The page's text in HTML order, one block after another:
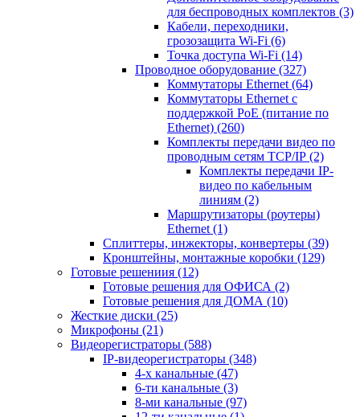
для беспроводных комплектов (3)
Кабели, переходники,
грозозащита Wi-Fi (6)
Точка доступа Wi-Fi (14)
Проводное оборудование (327)
Коммутаторы Ethernet (64)
Коммутаторы Ethernet с
поддержкой PoE (питание по
Ethernet) (260)
Комплекты передачи видео по
проводным сетям TCP/IP (2)
Комплекты передачи IP-
видео по кабельным
линиям (2)
Маршрутизаторы (роутеры)
Ethernet (1)
Сплиттеры, инжекторы, конвертеры (39)
Кронштейны, монтажные коробки (129)
Готовые решениия (12)
Готовые решения для ОФИСА (2)
Готовые решения для ДОМА (10)
Жесткие диски (25)
Микрофоны (21)
Видеорегистраторы (588)
IP-видеорегистраторы (348)
4-х канальные (47)
6-ти канальные (3)
8-ми канальные (97)